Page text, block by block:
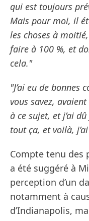
qui est toujours
Mais pour moi, il
les choses à
faire à 100 %, et
cela."
"J’ai eu de bonnes
vous savez,
à ce sujet, et j’ai
tout ça, et voilà,
Compte tenu des
a été suggéré à
perception d’un
notamment à
d’Indianapolis,